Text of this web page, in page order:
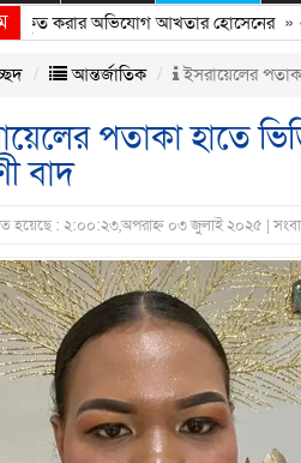
করার অভিযোগ আখতার হোসেনের» «
আন্তর্জাতিক ইসরায়েলের
পতাকা হাতে
বাদ
হয়েছে : ২:০০:২৩,অপরাহ্ন ০৩ জুলাই ২০২৫ |